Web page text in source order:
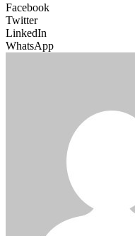
Facebook
Twitter
LinkedIn
WhatsApp